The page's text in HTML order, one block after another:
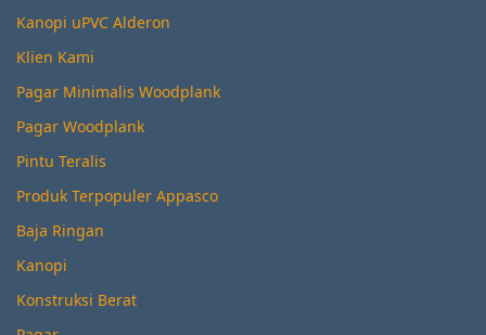
Kanopi uPVC Alderon
Klien Kami
Pagar Minimalis Woodplank
Pagar Woodplank
Pintu Teralis
Produk Terpopuler Appasco
Baja Ringan
Kanopi
Konstruksi Berat